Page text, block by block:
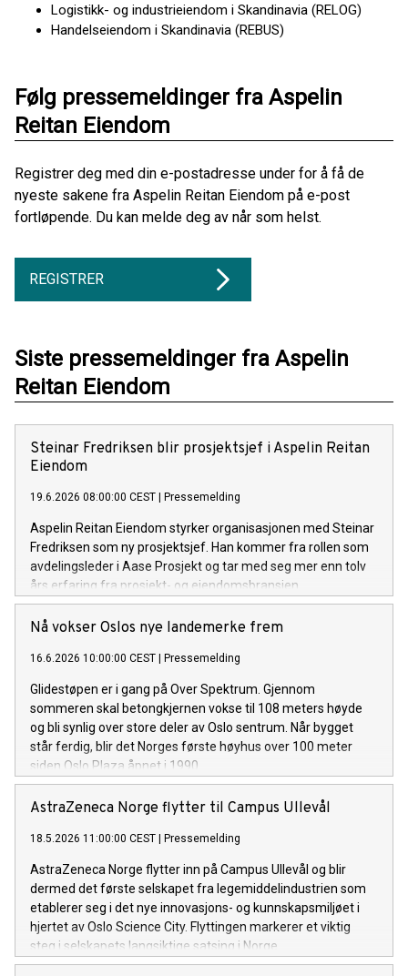
Logistikk- og industrieiendom i Skandinavia (RELOG)
Handelseiendom i Skandinavia (REBUS)
Følg pressemeldinger fra Aspelin
Reitan Eiendom
Registrer deg med din e-postadresse under for å få de
nyeste sakene fra Aspelin Reitan Eiendom på e-post
fortløpende. Du kan melde deg av når som helst.
REGISTRER
Siste pressemeldinger fra Aspelin
Reitan Eiendom
Steinar Fredriksen blir prosjektsjef i Aspelin Reitan
Eiendom
19.6.2026 08:00:00 CEST Pressemelding
Aspelin Reitan Eiendom styrker organisasjonen med Steinar
Fredriksen som ny prosjektsjef. Han kommer fra rollen som
avdelingsleder i Aase Prosjekt og tar med seg mer enn tolv
års erfaring fra prosjekt- og eiendomsbransjen.
Nå vokser Oslos nye landemerke frem
16.6.2026 10:00:00 CEST Pressemelding
Glidestøpen er i gang på Over Spektrum. Gjennom
sommeren skal betongkjernen vokse til 108 meters høyde
og bli synlig over store deler av Oslo sentrum. Når bygget
står ferdig, blir det Norges første høyhus over 100 meter
siden Oslo Plaza åpnet i 1990.
AstraZeneca Norge flytter til Campus Ullevål
18.5.2026 11:00:00 CEST Pressemelding
AstraZeneca Norge flytter inn på Campus Ullevål og blir
dermed det første selskapet fra legemiddelindustrien som
etablerer seg i det nye innovasjons- og kunnskapsmiljøet i
hjertet av Oslo Science City. Flyttingen markerer et viktig
steg i selskapets langsiktige satsing i Norge.